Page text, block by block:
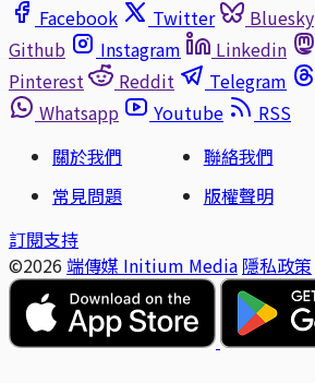
Facebook
Twitter Bluesky
Github
Instagram Linkedin
Pinterest
Reddit Telegram
Whatsapp
Youtube
RSS
關於我們
聯絡我們
常見問題
版權聲明
訂閱支持
©2026 端傳媒 Initium Media 隱私政策